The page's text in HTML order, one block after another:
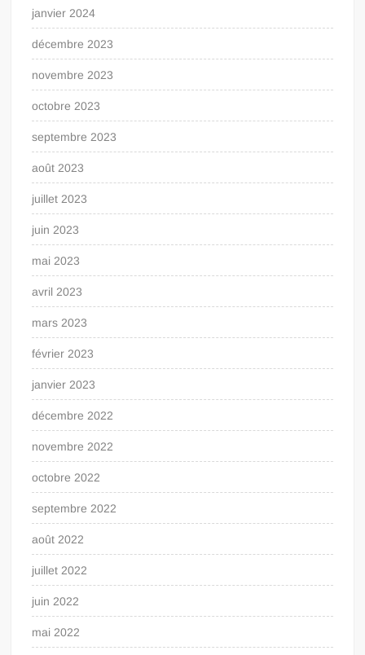
janvier 2024
décembre 2023
novembre 2023
octobre 2023
septembre 2023
août 2023
juillet 2023
juin 2023
mai 2023
avril 2023
mars 2023
février 2023
janvier 2023
décembre 2022
novembre 2022
octobre 2022
septembre 2022
août 2022
juillet 2022
juin 2022
mai 2022